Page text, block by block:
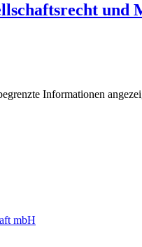
und
Informationen
mbH